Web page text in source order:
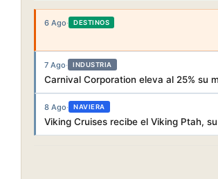
6 Ago· DESTINOS
7 Ago· INDUSTRIA
Carnival Corporation eleva al 25% su
8 Ago· NAVIERA
Viking Cruises recibe el Viking Ptah,